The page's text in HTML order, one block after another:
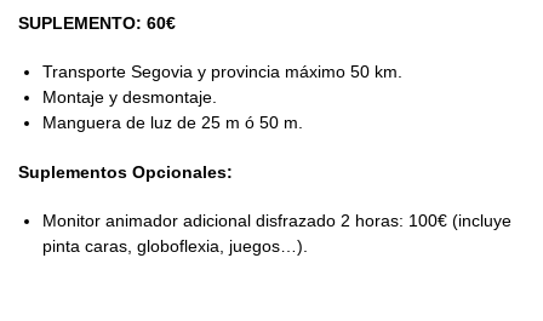
SUPLEMENTO: 60€
Transporte Segovia y provincia máximo 50 km.
Montaje y desmontaje.
Manguera de luz de 25 m ó 50 m.
Suplementos Opcionales:
Monitor animador adicional disfrazado 2 horas: 100€ (incluye
pinta caras, globoflexia, juegos…).